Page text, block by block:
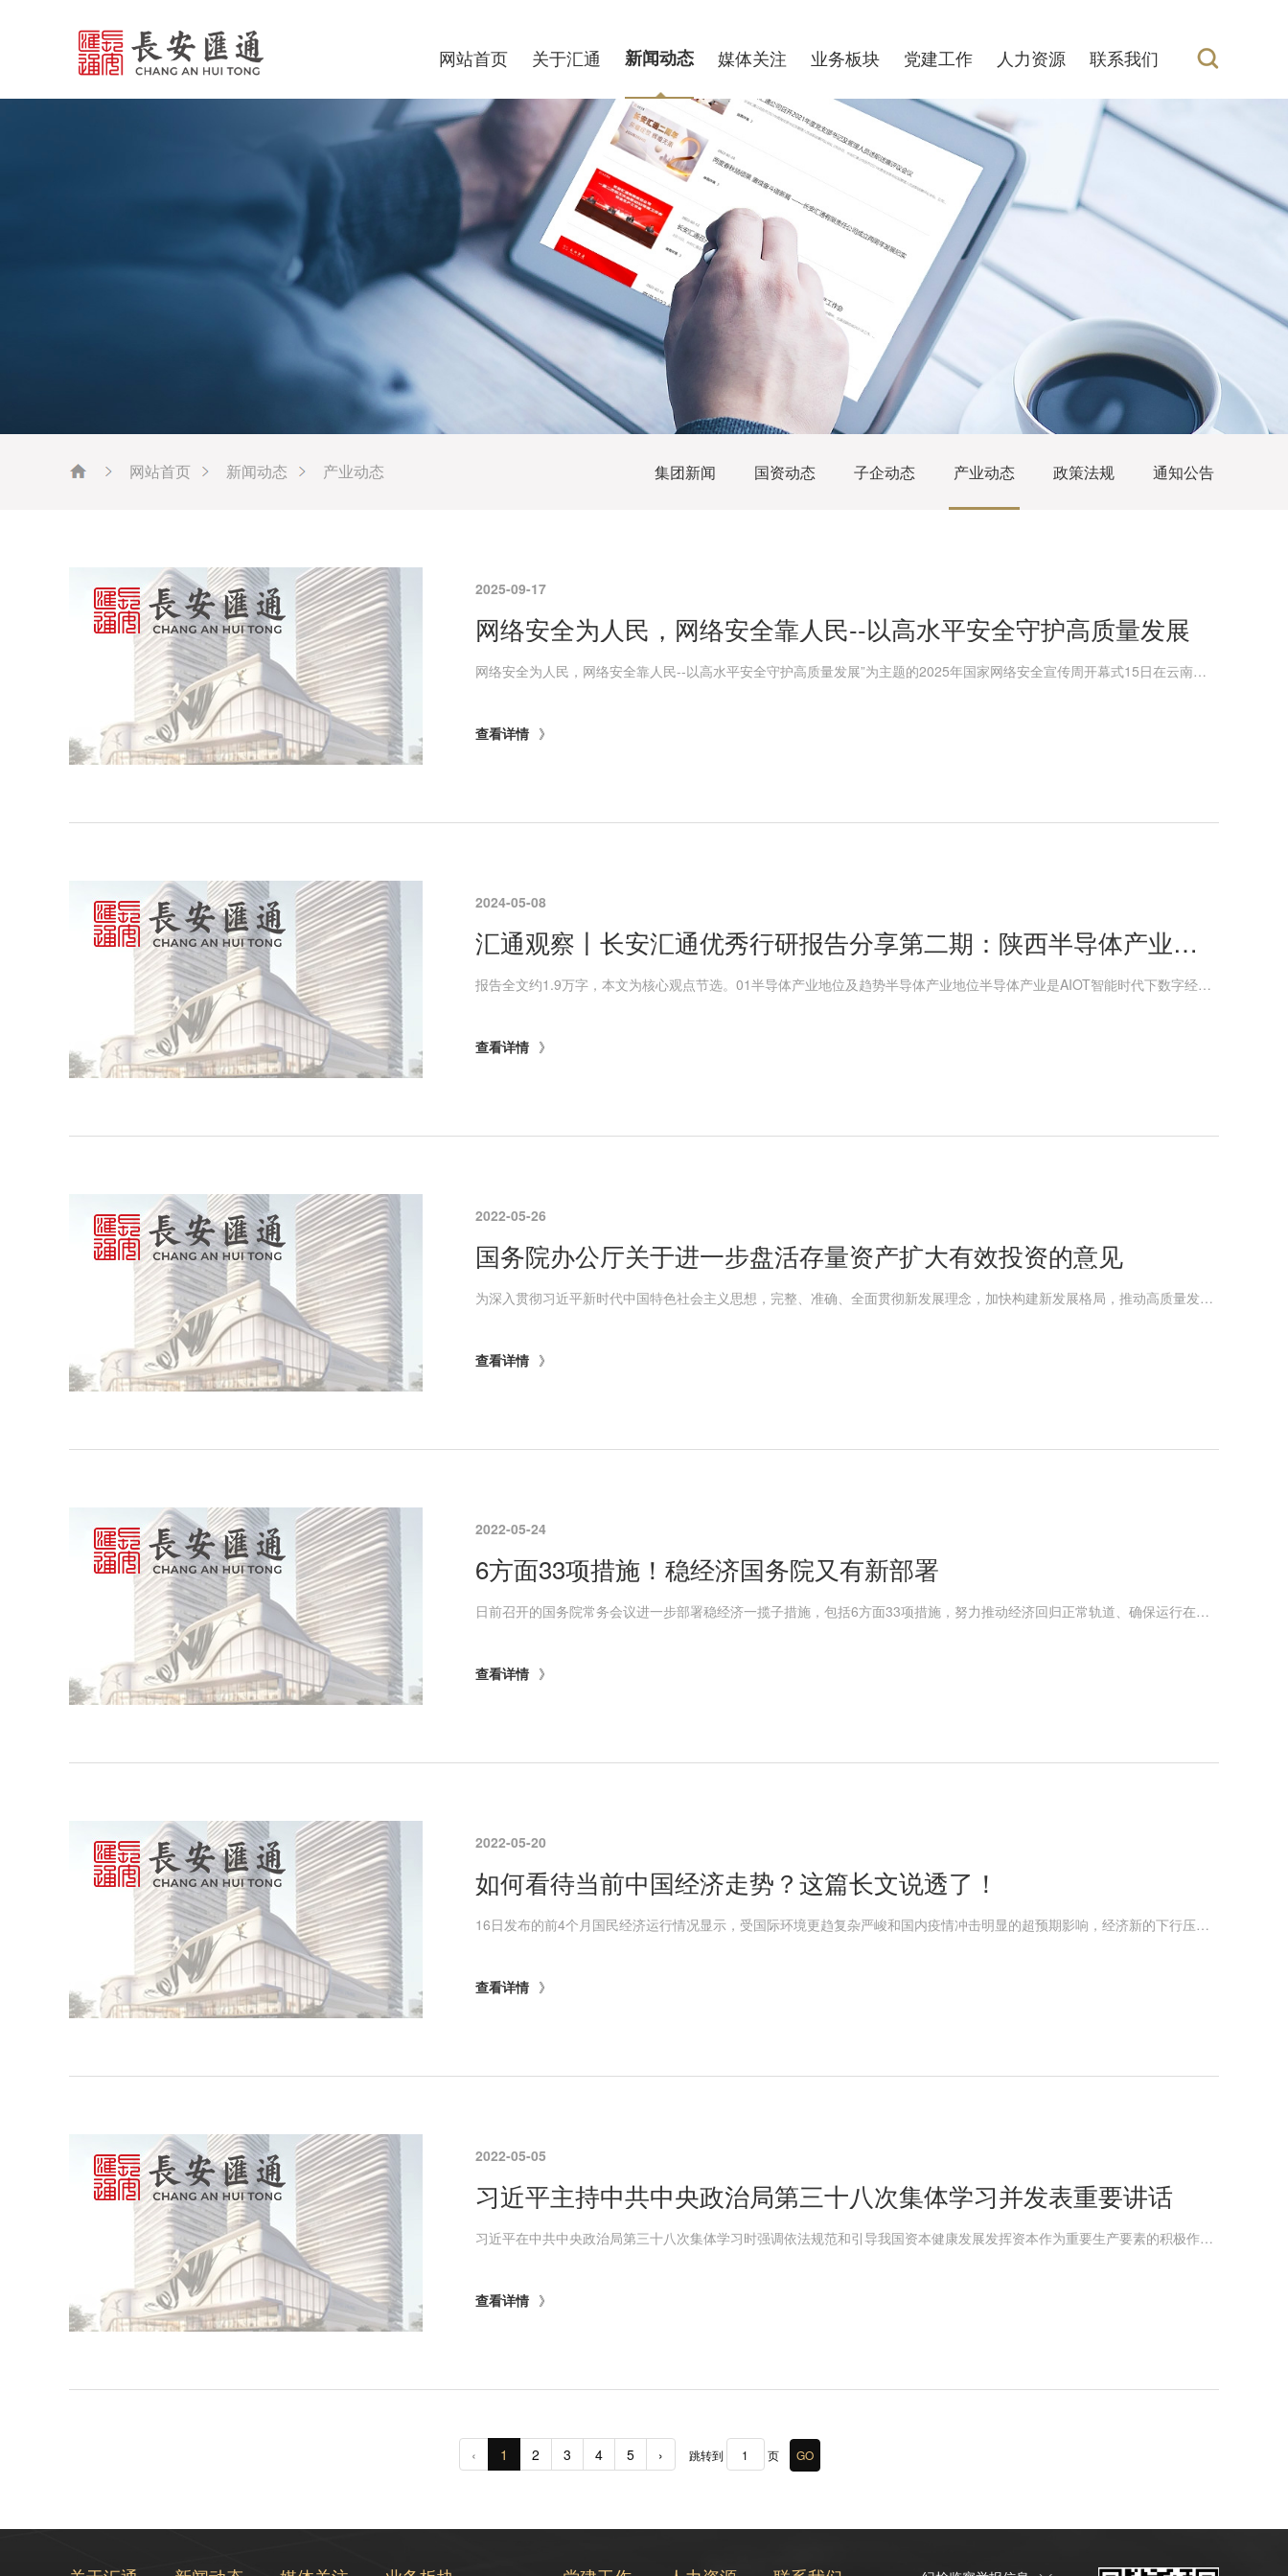
网站首页 关于汇通 新闻动态 媒体关注 业务板块 党建工作 人力资源 联系我们
网站首页 新闻动态 产业动态 集团新闻 国资动态 子企动态 产业动态 政策法规 通知公告
2025-09-17
网络安全为人民，网络安全靠人民--以高水平安全守护高质量发展
网络安全为人民，网络安全靠人民--以高水平安全守护高质量发展”为主题的2025年国家网络安全宣传周开幕式15日在云南昆明举行。9月15日至21日，2025年国家网络安全宣传周将在全国范围内统一开展。
查看详情
2024-05-08
汇通观察丨长安汇通优秀行研报告分享第二期：陕西半导体产业研究
报告全文约1.9万字，本文为核心观点节选。01半导体产业地位及趋势半导体产业地位半导体产业是AIOT智能时代下数字经济升级的基座，代表了国家的科技实力，更是战略层面大国博弈的焦点。自2016年以来，我国半导体产业主要围绕国产替代为核心进行欠债补课式...
查看详情
2022-05-26
国务院办公厅关于进一步盘活存量资产扩大有效投资的意见
为深入贯彻习近平新时代中国特色社会主义思想，完整、准确、全面贯彻新发展理念，加快构建新发展格局，推动高质量发展，经国务院同意，现就进一步盘活存量资产、扩大有效投资提出以下意见。
查看详情
2022-05-24
6方面33项措施！稳经济国务院又有新部署
日前召开的国务院常务会议进一步部署稳经济一揽子措施，包括6方面33项措施，努力推动经济回归正常轨道、确保运行在合理区间。
查看详情
2022-05-20
如何看待当前中国经济走势？​这篇长文说透了！
16日发布的前4个月国民经济运行情况显示，受国际环境更趋复杂严峻和国内疫情冲击明显的超预期影响，经济新的下行压力进一步加大。压力和挑战下，如何看待当前中国经济走势？
查看详情
2022-05-05
习近平主持中共中央政治局第三十八次集体学习并发表重要讲话
习近平在中共中央政治局第三十八次集体学习时强调依法规范和引导我国资本健康发展发挥资本作为重要生产要素的积极作用中共中央政治局4月29日下午就依法规范和引导我国资本健康发展进行第三十八次集体学习。中共中央总书记习近平在主持学习时强调，资本是...
查看详情
‹ 1 2 3 4 5 › 跳转到 页